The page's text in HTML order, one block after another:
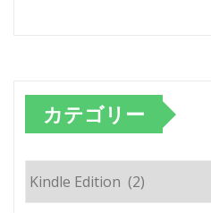
カテゴリー
カ